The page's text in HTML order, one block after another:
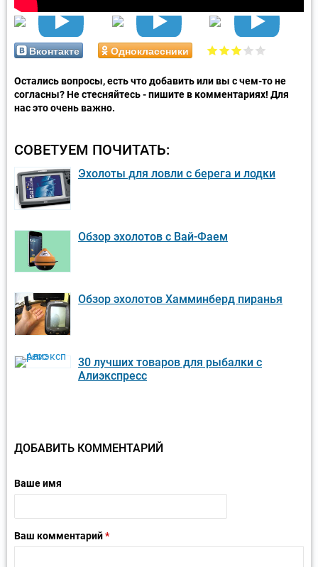
Вконтакте Одноклассники
Остались вопросы, есть что добавить или вы с чем-то не
согласны? Не стесняйтесь - пишите в комментариях! Для
нас это очень важно.
СОВЕТУЕМ ПОЧИТАТЬ:
Эхолоты для ловли с берега и лодки
Обзор эхолотов с Вай-Фаем
Обзор эхолотов Хамминберд пиранья
30 лучших товаров для рыбалки с
Алиэкспресс
ДОБАВИТЬ КОММЕНТАРИЙ
Ваше имя
Ваш комментарий*